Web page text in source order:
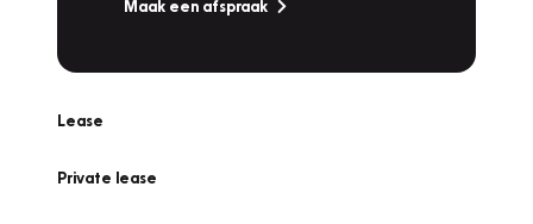
Maak een afspraak
Lease
Private lease